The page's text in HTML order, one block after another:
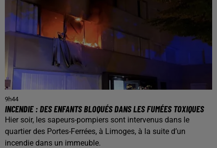
9h44
INCENDIE : DES ENFANTS BLOQUÉS DANS LES FUMÉES TOXIQUES
Hier soir, les sapeurs-pompiers sont intervenus dans le
quartier des Portes-Ferrées, à Limoges, à la suite d’un
incendie dans un immeuble.